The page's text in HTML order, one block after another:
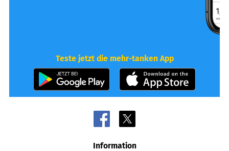
Teste jetzt die mehr-tanken App
Information